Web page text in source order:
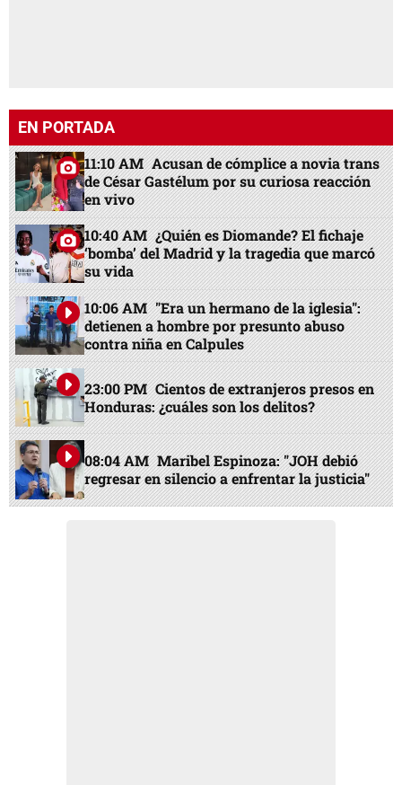
EN PORTADA
11:10 AM Acusan de cómplice a novia trans
de César Gastélum por su curiosa reacción
en vivo
10:40 AM ¿Quién es Diomande? El fichaje
‘bomba’ del Madrid y la tragedia que marcó
su vida
10:06 AM "Era un hermano de la iglesia":
detienen a hombre por presunto abuso
contra niña en Calpules
23:00 PM Cientos de extranjeros presos en
Honduras: ¿cuáles son los delitos?
08:04 AM Maribel Espinoza: "JOH debió
regresar en silencio a enfrentar la justicia"